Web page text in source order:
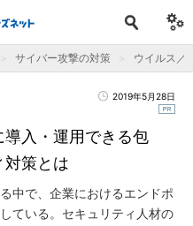
サイバー攻撃の対策 ウイルス／
2019年5月28日
導入・運用できる包
対策とは
中で、企業におけるエンドポ
ている。セキュリティ人材の